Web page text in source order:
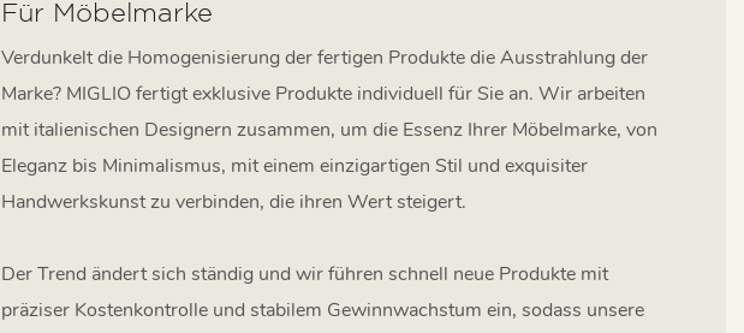
Für Möbelmarke
Verdunkelt die Homogenisierung der fertigen Produkte die Ausstrahlung der
Marke? MIGLIO fertigt exklusive Produkte individuell für Sie an. Wir arbeiten
mit italienischen Designern zusammen, um die Essenz Ihrer Möbelmarke, von
Eleganz bis Minimalismus, mit einem einzigartigen Stil und exquisiter
Handwerkskunst zu verbinden, die ihren Wert steigert.
Der Trend ändert sich ständig und wir führen schnell neue Produkte mit
präziser Kostenkontrolle und stabilem Gewinnwachstum ein, sodass unsere